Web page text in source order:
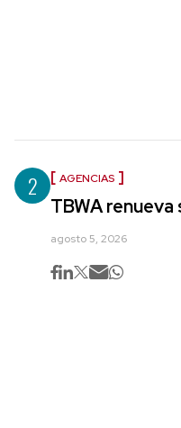
2 AGENCIAS
TBWA
agosto 5, 2026